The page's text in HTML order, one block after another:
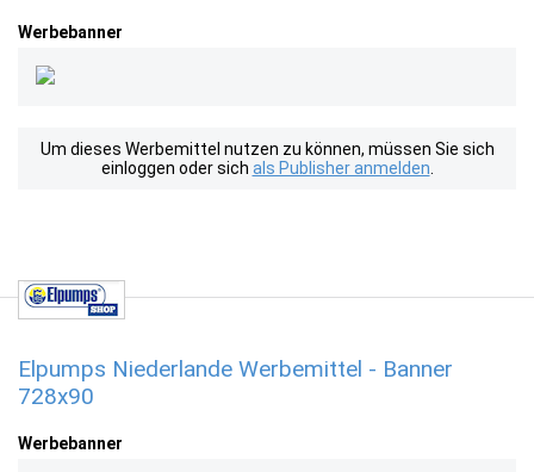
Werbebanner
Um dieses Werbemittel nutzen zu können, müssen Sie sich
einloggen oder sich als Publisher anmelden
Elpumps Niederlande Werbemittel - Banner
728x90
Werbebanner